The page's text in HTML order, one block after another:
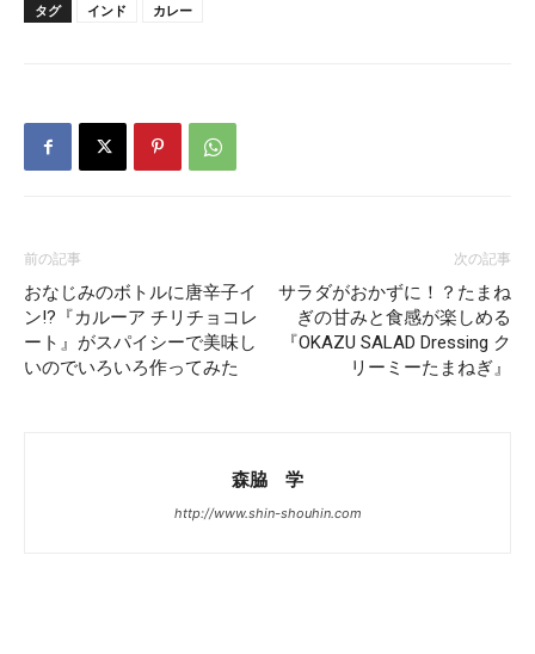
タグ インド カレー
前の記事
おなじみのボトルに唐辛子イ
ン!?『カルーア チリチョコレ
ート』がスパイシーで美味し
いのでいろいろ作ってみた
次の記事
サラダがおかずに！？たまね
ぎの甘みと食感が楽しめる
『OKAZU SALAD Dressing ク
リーミーたまねぎ』
森脇 学
http://www.shin-shouhin.com